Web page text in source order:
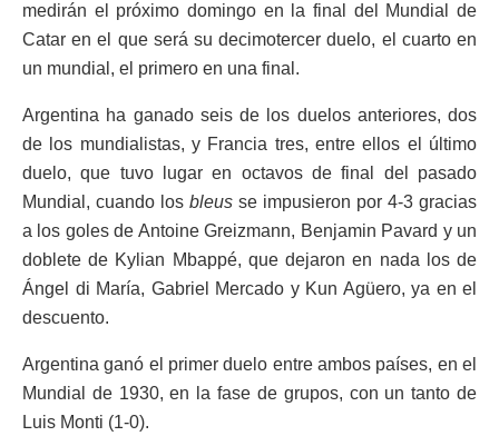
medirán el próximo domingo en la final del Mundial de
Catar en el que será su decimotercer duelo, el cuarto en
un mundial, el primero en una final.
Argentina ha ganado seis de los duelos anteriores, dos
de los mundialistas, y Francia tres, entre ellos el último
duelo, que tuvo lugar en octavos de final del pasado
Mundial, cuando los bleus se impusieron por 4-3 gracias
a los goles de Antoine Greizmann, Benjamin Pavard y un
doblete de Kylian Mbappé, que dejaron en nada los de
Ángel di María, Gabriel Mercado y Kun Agüero, ya en el
descuento.
Argentina ganó el primer duelo entre ambos países, en el
Mundial de 1930, en la fase de grupos, con un tanto de
Luis Monti (1-0).